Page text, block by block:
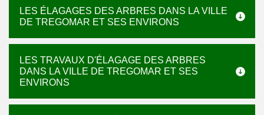
LES ÉLAGAGES DES ARBRES DANS LA VILLE
DE TREGOMAR ET SES ENVIRONS
LES TRAVAUX D'ÉLAGAGE DES ARBRES
DANS LA VILLE DE TREGOMAR ET SES
ENVIRONS